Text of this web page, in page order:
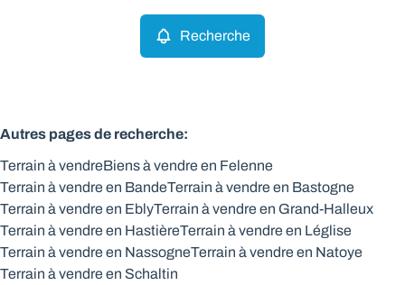
Recherche
Autres pages de recherche:
Terrain à vendreBiens à vendre en Felenne
Terrain à vendre en BandeTerrain à vendre en Bastogne
Terrain à vendre en EblyTerrain à vendre en Grand-Halleux
Terrain à vendre en HastièreTerrain à vendre en Léglise
Terrain à vendre en NassogneTerrain à vendre en Natoye
Terrain à vendre en Schaltin